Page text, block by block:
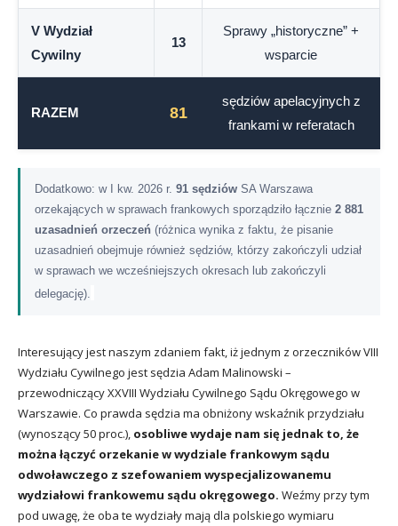
V Wydział
Cywilny
13
Sprawy „historyczne” +
wsparcie
RAZEM 81
sędziów apelacyjnych z
frankami w referatach
Dodatkowo: w I kw. 2026 r. 91 sędziów SA Warszawa
orzekających w sprawach frankowych sporządziło łącznie 2 881
uzasadnień orzeczeń (różnica wynika z faktu, że pisanie
uzasadnień obejmuje również sędziów, którzy zakończyli udział
w sprawach we wcześniejszych okresach lub zakończyli
delegację).
Interesujący jest naszym zdaniem fakt, iż jednym z orzeczników VIII
Wydziału Cywilnego jest sędzia Adam Malinowski –
przewodniczący XXVIII Wydziału Cywilnego Sądu Okręgowego w
Warszawie. Co prawda sędzia ma obniżony wskaźnik przydziału
(wynoszący 50 proc.), osobliwe wydaje nam się jednak to, że
można łączyć orzekanie w wydziale frankowym sądu
odwoławczego z szefowaniem wyspecjalizowanemu
wydziałowi frankowemu sądu okręgowego. Weźmy przy tym
pod uwagę, że oba te wydziały mają dla polskiego wymiaru